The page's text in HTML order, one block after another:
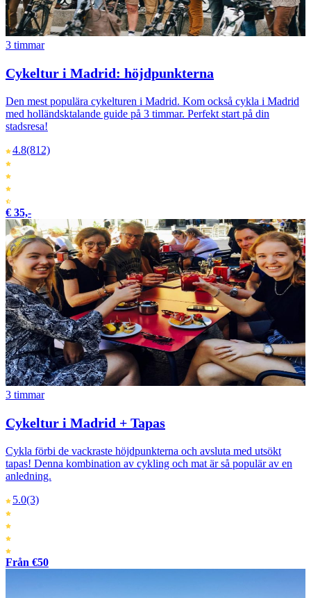
3 timmar
Cykeltur i Madrid: höjdpunkterna
Den mest populära cykelturen i Madrid. Kom också cykla i Madrid
med holländsktalande guide på 3 timmar. Perfekt start på din
stadsresa!
4.8(812)
€ 35,-
3 timmar
Cykeltur i Madrid + Tapas
Cykla förbi de vackraste höjdpunkterna och avsluta med utsökt
tapas! Denna kombination av cykling och mat är så populär av en
anledning.
5.0(3)
Från €50